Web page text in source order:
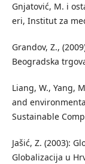
Gnjatović, M. i
eri, Institut za
Grandov, Z.,
Beogradska
Liang, W., Yang,
and
Sustainable
Jašić, Z. (2003):
Globalizacija u